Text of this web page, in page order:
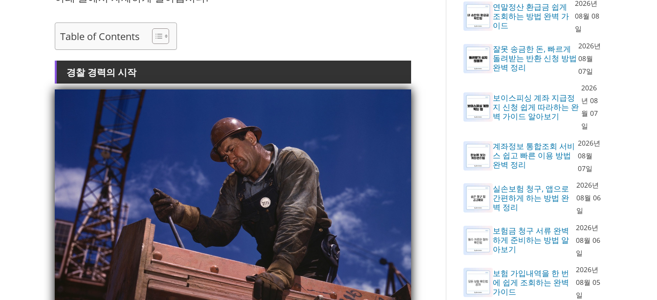
Table of Contents
경찰 경력의 시작
연말정산 환급금 쉽게
조회하는 방법 완벽 가
이드
2026년
08월 08
일
잘못 송금한 돈, 빠르게
돌려받는 반환 신청 방법
완벽 정리
2026년
08월
07일
보이스피싱 계좌 지급정
지 신청 쉽게 따라하는 완
벽 가이드 알아보기
2026
년 08
월 07
일
계좌정보 통합조회 서비
스 쉽고 빠른 이용 방법
완벽 정리
2026년
08월
07일
실손보험 청구, 앱으로
간편하게 하는 방법 완
벽 정리
2026년
08월 06
일
보험금 청구 서류 완벽
하게 준비하는 방법 알
아보기
2026년
08월 06
일
보험 가입내역을 한 번
에 쉽게 조회하는 완벽
가이드
2026년
08월 05
일